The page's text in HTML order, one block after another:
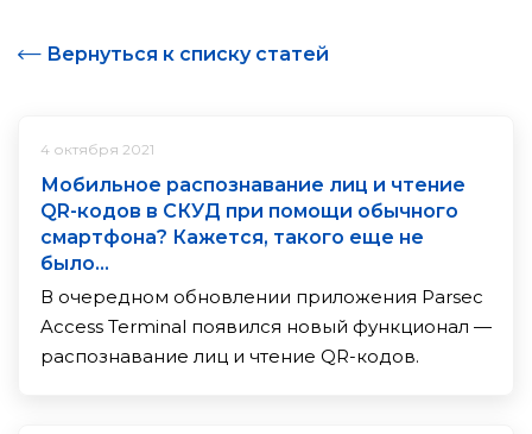
Вернуться к списку статей
4 октября 2021
Мобильное распознавание лиц и чтение
QR-кодов в СКУД при помощи обычного
смартфона? Кажется, такого еще не
было…
В очередном обновлении приложения Parsec
Access Terminal появился новый функционал —
распознавание лиц и чтение QR-кодов.